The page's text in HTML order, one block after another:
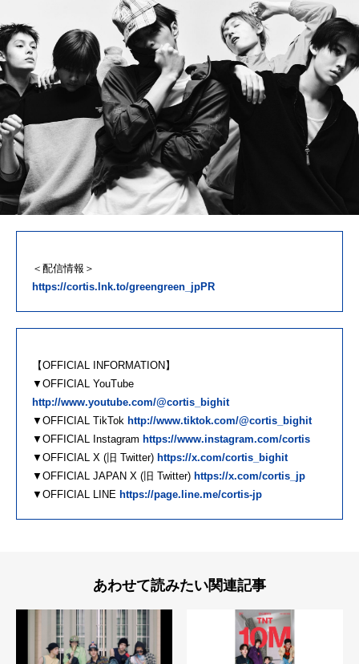
＜配信情報＞
https://cortis.lnk.to/greengreen_jpPR
【OFFICIAL INFORMATION】
▼OFFICIAL YouTube
http://www.youtube.com/@cortis_bighit
▼OFFICIAL TikTok http://www.tiktok.com/@cortis_bighit
▼OFFICIAL Instagram https://www.instagram.com/cortis
▼OFFICIAL X (旧 Twitter) https://x.com/cortis_bighit
▼OFFICIAL JAPAN X (旧 Twitter) https://x.com/cortis_jp
▼OFFICIAL LINE https://page.line.me/cortis-jp
あわせて読みたい関連記事